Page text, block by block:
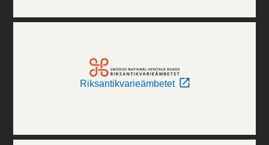
Riksantikvarieämbetet